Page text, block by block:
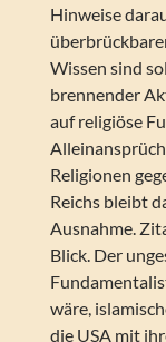
Hinweise
Wissen sind
brennender
auf religiöse
Religionen
Reichs bleibt
Ausnahme.
Blick. Der
wäre,
die USA mit